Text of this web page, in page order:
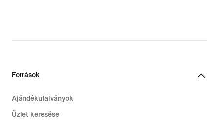
Források
Ajándékutalványok
Üzlet keresése